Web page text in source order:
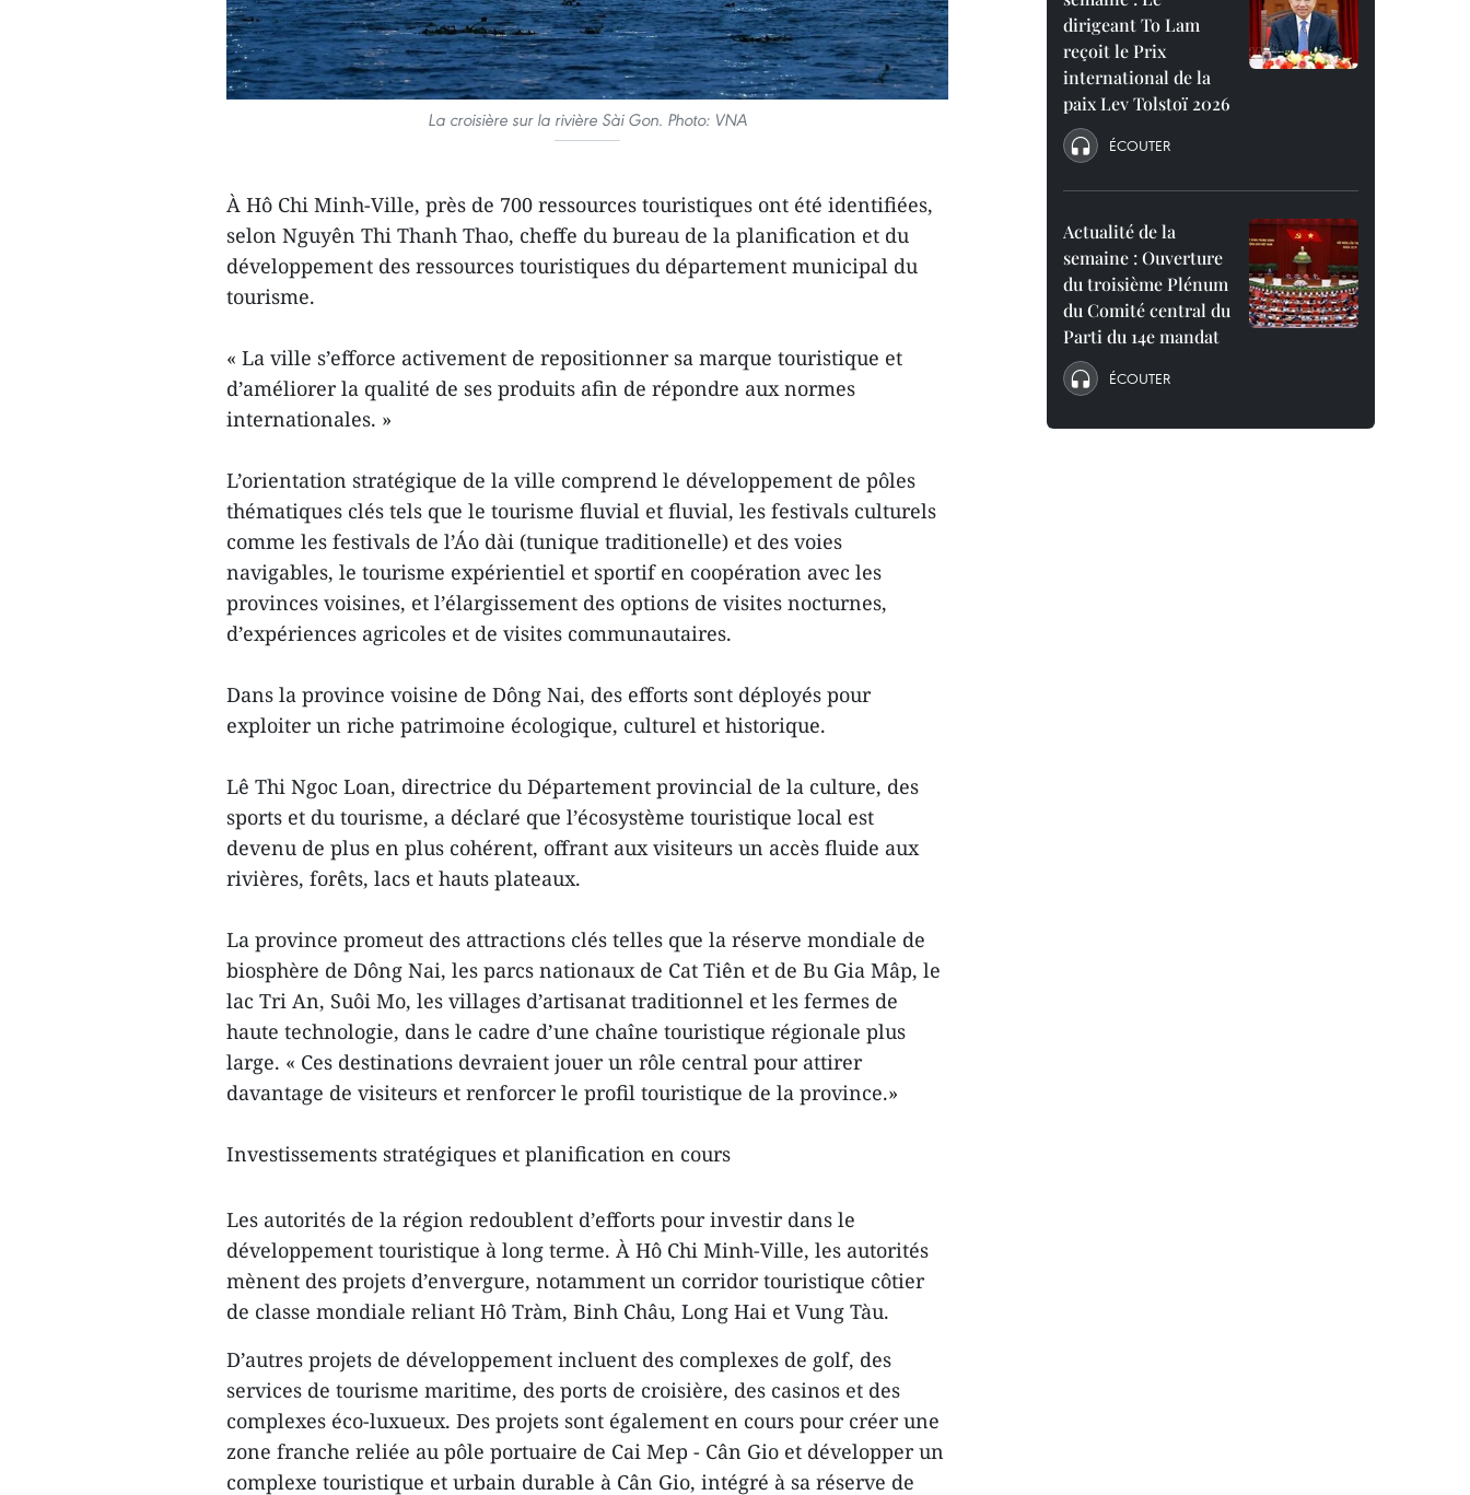
La croisière sur la rivière Sài Gon. Photo: VNA
À Hô Chi Minh-Ville, près de 700 ressources touristiques ont été identifiées,
selon Nguyên Thi Thanh Thao, cheffe du bureau de la planification et du
développement des ressources touristiques du département municipal du
tourisme.
« La ville s’efforce activement de repositionner sa marque touristique et
d’améliorer la qualité de ses produits afin de répondre aux normes
internationales. »
L’orientation stratégique de la ville comprend le développement de pôles
thématiques clés tels que le tourisme fluvial et fluvial, les festivals culturels
comme les festivals de l’Áo dài (tunique traditionelle) et des voies
navigables, le tourisme expérientiel et sportif en coopération avec les
provinces voisines, et l’élargissement des options de visites nocturnes,
d’expériences agricoles et de visites communautaires.
Dans la province voisine de Dông Nai, des efforts sont déployés pour
exploiter un riche patrimoine écologique, culturel et historique.
Lê Thi Ngoc Loan, directrice du Département provincial de la culture, des
sports et du tourisme, a déclaré que l’écosystème touristique local est
devenu de plus en plus cohérent, offrant aux visiteurs un accès fluide aux
rivières, forêts, lacs et hauts plateaux.
La province promeut des attractions clés telles que la réserve mondiale de
biosphère de Dông Nai, les parcs nationaux de Cat Tiên et de Bu Gia Mâp, le
lac Tri An, Suôi Mo, les villages d’artisanat traditionnel et les fermes de
haute technologie, dans le cadre d’une chaîne touristique régionale plus
large. « Ces destinations devraient jouer un rôle central pour attirer
davantage de visiteurs et renforcer le profil touristique de la province.»
Investissements stratégiques et planification en cours
Les autorités de la région redoublent d’efforts pour investir dans le
développement touristique à long terme. À Hô Chi Minh-Ville, les autorités
mènent des projets d’envergure, notamment un corridor touristique côtier
de classe mondiale reliant Hô Tràm, Binh Châu, Long Hai et Vung Tàu.
D’autres projets de développement incluent des complexes de golf, des
services de tourisme maritime, des ports de croisière, des casinos et des
complexes éco-luxueux. Des projets sont également en cours pour créer une
zone franche reliée au pôle portuaire de Cai Mep - Cân Gio et développer un
complexe touristique et urbain durable à Cân Gio, intégré à sa réserve de
dirigeant To Lam
reçoit le Prix
international de la
paix Lev Tolstoï 2026
ÉCOUTER
Actualité de la
semaine : Ouverture
du troisième Plénum
du Comité central du
Parti du 14e mandat
ÉCOUTER